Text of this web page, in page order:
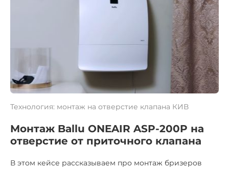
Технология: монтаж на отверстие клапана КИВ
Монтаж Ballu ONEAIR ASP-200P на
отверстие от приточного клапана
В этом кейсе рассказываем про монтаж бризеров